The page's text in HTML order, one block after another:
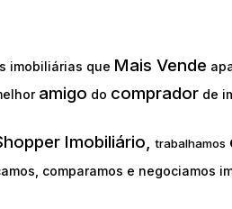
imobiliárias que Mais Vende
amigo do comprador de
Imobiliário,trabalhamos
comparamos e negociamos